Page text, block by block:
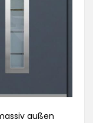
außen